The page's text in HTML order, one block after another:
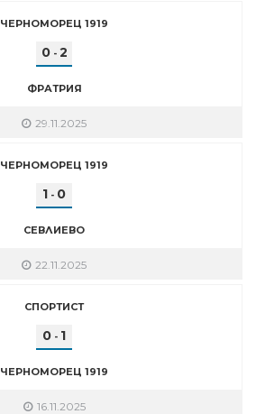
ЧЕРНОМОРЕЦ 1919
0- 2
ФРАТРИЯ
29.11.2025
ЧЕРНОМОРЕЦ 1919
1 - 0
СЕВЛИЕВО
22.11.2025
СПОРТИСТ
0 - 1
ЧЕРНОМОРЕЦ 1919
16.11.2025